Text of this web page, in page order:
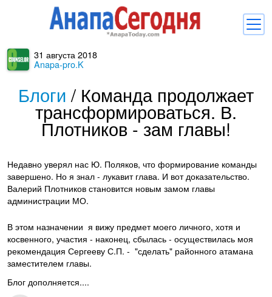
Комментарии
Балачка
Библиотека
Регистрация
31 августа 2018
Anapa-pro.K
Блоги / Команда продолжает
трансформироваться. В.
Плотников - зам главы!
Недавно уверял нас Ю. Поляков, что формирование команды
завершено. Но я знал - лукавит глава. И вот доказательство.
Валерий Плотников становится новым замом главы
администрации МО.
В этом назначении я вижу предмет моего личного, хотя и
косвенного, участия - наконец, сбылась - осуществилась моя
рекомендация Сергееву С.П. - "сделать" районного атамана
заместителем главы.
Блог дополняется....